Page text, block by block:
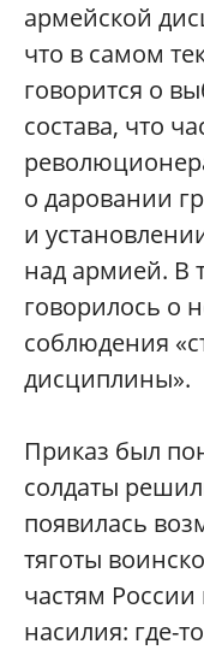
армейской
что в самом
говорится о
состава, что
о даровании
и
над армией. В
говорилось о
соблюдения
дисциплины».
Приказ был
солдаты
появилась
тяготы
частям России
насилия: где-